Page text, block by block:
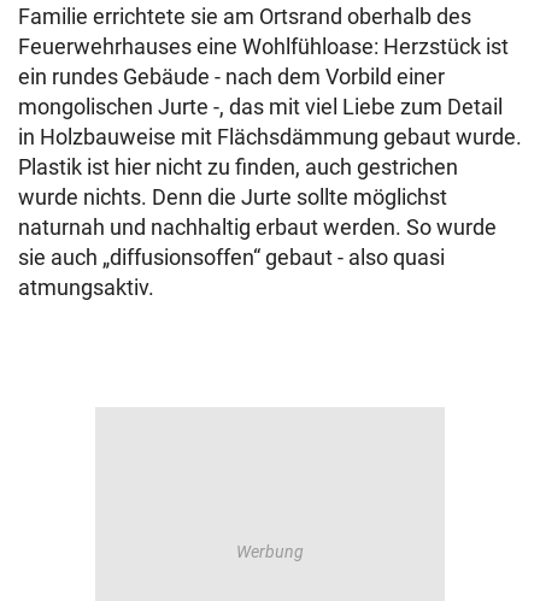
Familie errichtete sie am Ortsrand oberhalb des
Feuerwehrhauses eine Wohlfühloase: Herzstück ist
ein rundes Gebäude - nach dem Vorbild einer
mongolischen Jurte -, das mit viel Liebe zum Detail
in Holzbauweise mit Flächsdämmung gebaut wurde.
Plastik ist hier nicht zu finden, auch gestrichen
wurde nichts. Denn die Jurte sollte möglichst
naturnah und nachhaltig erbaut werden. So wurde
sie auch „diffusionsoffen“ gebaut - also quasi
atmungsaktiv.